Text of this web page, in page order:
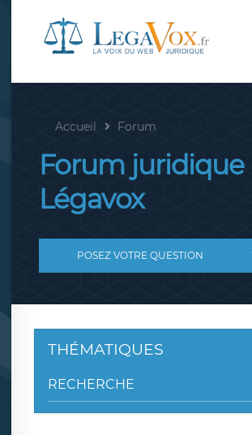
Accueil Forum
Forum juridique
Légavox
POSEZ VOTRE QUESTION
THÉMATIQUES